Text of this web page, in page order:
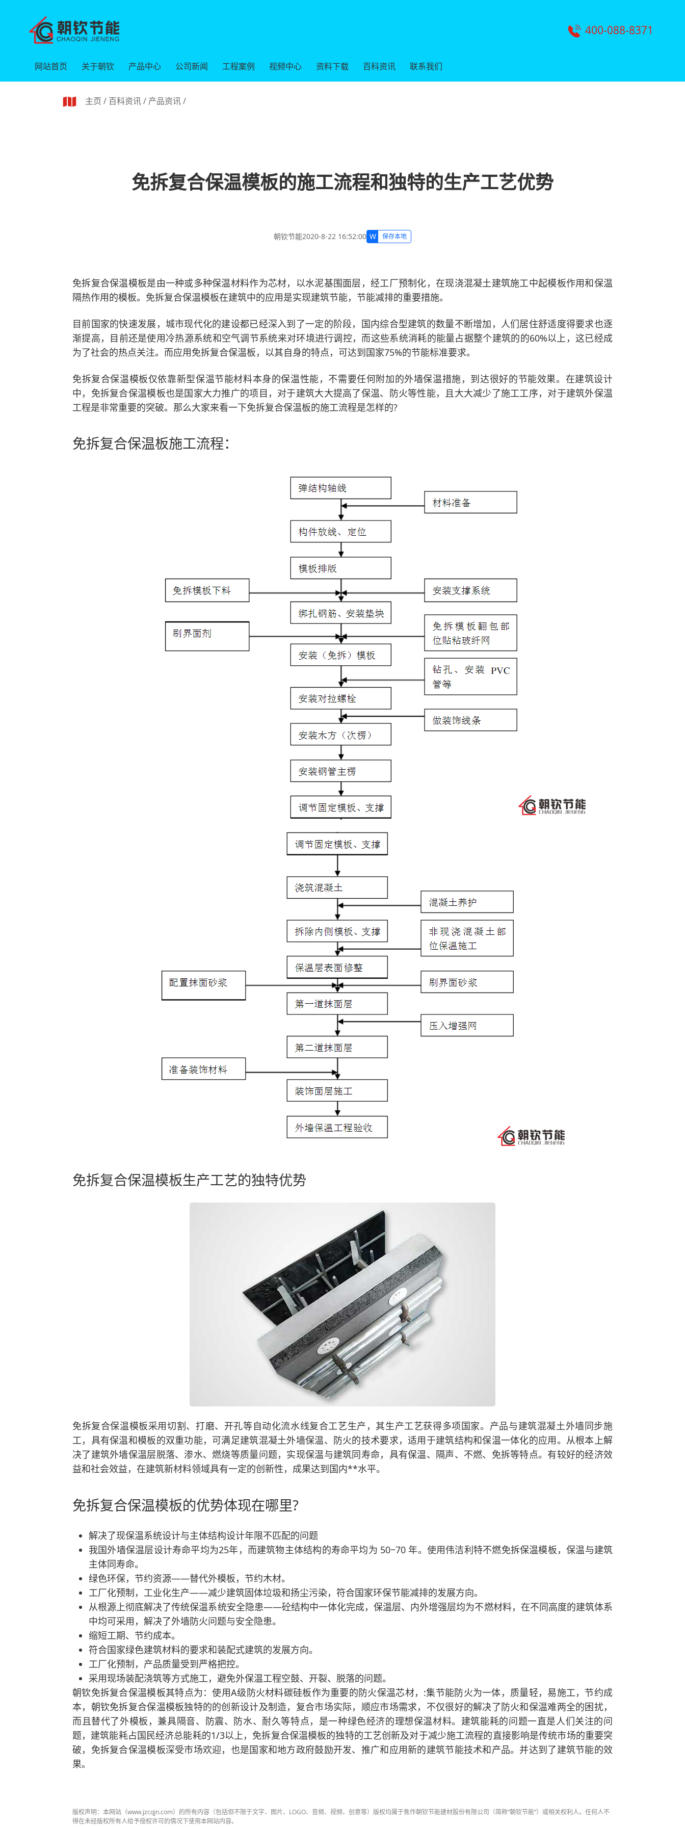
网站首页 关于朝钦 产品中心 公司新闻 工程案例 视频中心 资料下载 百科资讯 联系我们
400-088-8371
主页 / 百科资讯/ 产品资讯/
免拆复合保温模板的施工流程和独特的生产工艺优势
朝钦节能2020-8-22 16:52:00 W 保存本地
免拆复合保温模板是由一种或多种保温材料作为芯材，以水泥基围面层，经工厂预制化，在现浇混凝土建筑施工中起模板作用和保温
隔热作用的模板。免拆复合保温模板在建筑中的应用是实现建筑节能，节能减排的重要措施。
目前国家的快速发展，城市现代化的建设都已经深入到了一定的阶段，国内综合型建筑的数量不断增加，人们居住舒适度得要求也逐
渐提高，目前还是使用冷热源系统和空气调节系统来对环境进行调控，而这些系统消耗的能量占据整个建筑的的60%以上，这已经成
为了社会的热点关注。而应用免拆复合保温板，以其自身的特点，可达到国家75%的节能标准要求。
免拆复合保温模板仅依靠新型保温节能材料本身的保温性能，不需要任何附加的外墙保温措施，到达很好的节能效果。在建筑设计
中，免拆复合保温模板也是国家大力推广的项目，对于建筑大大提高了保温、防火等性能，且大大减少了施工工序，对于建筑外保温
工程是非常重要的突破。那么大家来看一下免拆复合保温板的施工流程是怎样的?
免拆复合保温板施工流程：
免拆复合保温模板生产工艺的独特优势
免拆复合保温模板采用切割、打磨、开孔等自动化流水线复合工艺生产，其生产工艺获得多项国家。产品与建筑混凝土外墙同步施
工，具有保温和模板的双重功能，可满足建筑混凝土外墙保温、防火的技术要求，适用于建筑结构和保温一体化的应用。从根本上解
决了建筑外墙保温层脱落、渗水、燃烧等质量问题，实现保温与建筑同寿命，具有保温、隔声、不燃、免拆等特点。有较好的经济效
益和社会效益，在建筑新材料领域具有一定的创新性，成果达到国内**水平。
免拆复合保温模板的优势体现在哪里?
解决了现保温系统设计与主体结构设计年限不匹配的问题
我国外墙保温层设计寿命平均为25年，而建筑物主体结构的寿命平均为 50~70 年。使用伟洁利特不燃免拆保温模板，保温与建筑
主体同寿命。
绿色环保，节约资源——替代外模板，节约木材。
工厂化预制，工业化生产——减少建筑固体垃圾和扬尘污染，符合国家环保节能减排的发展方向。
从根源上彻底解决了传统保温系统安全隐患——砼结构中一体化完成，保温层、内外增强层均为不燃材料，在不同高度的建筑体系
中均可采用，解决了外墙防火问题与安全隐患。
缩短工期、节约成本。
符合国家绿色建筑材料的要求和装配式建筑的发展方向。
工厂化预制，产品质量受到严格把控。
采用现场装配浇筑等方式施工，避免外保温工程空鼓、开裂、脱落的问题。
朝钦免拆复合保温模板其特点为：使用A级防火材料碳硅板作为重要的防火保温芯材，:集节能防火为一体，质量轻，易施工，节约成
本，朝钦免拆复合保温模板独特的的创新设计及制造，复合市场实际，顺应市场需求，不仅很好的解决了防火和保温难两全的困扰，
而且替代了外模板，兼具隔音、防震、防水、耐久等特点，是一种绿色经济的理想保温材料。建筑能耗的问题一直是人们关注的问
题，建筑能耗占国民经济总能耗的1/3以上，免拆复合保温模板的独特的工艺创新及对于减少施工流程的直接影响是传统市场的重要突
破，免拆复合保温模板深受市场欢迎，也是国家和地方政府鼓励开发、推广和应用新的建筑节能技术和产品。并达到了建筑节能的效
果。
版权声明：本网站（www.jzcqjn.com）的所有内容（包括但不限于文字、图片、LOGO、音频、视频、创意等）版权均属于焦作朝钦节能建材股份有限公司（简称“朝钦节能”）或相关权利人。任何人不
得在未经版权所有人给予授权许可的情况下使用本网站内容。